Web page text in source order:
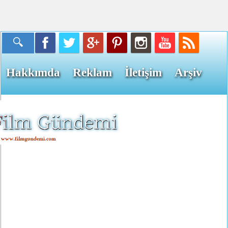
Hakkımda Reklam İletişim Arşiv